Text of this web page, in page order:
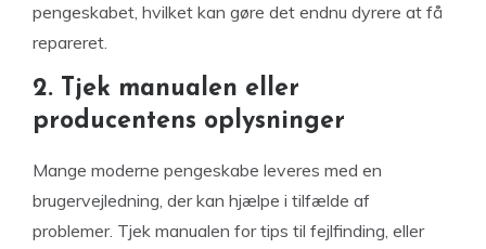
pengeskabet, hvilket kan gøre det endnu dyrere at få
repareret.
2. Tjek manualen eller
producentens oplysninger
Mange moderne pengeskabe leveres med en
brugervejledning, der kan hjælpe i tilfælde af
problemer. Tjek manualen for tips til fejlfinding, eller